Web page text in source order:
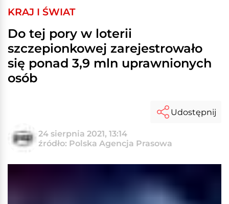
KRAJ I ŚWIAT
Do tej pory w loterii
szczepionkowej zarejestrowało
się ponad 3,9 mln uprawnionych
osób
24 sierpnia 2021, 13:14
źródło: Polska Agencja Prasowa
Udostępnij